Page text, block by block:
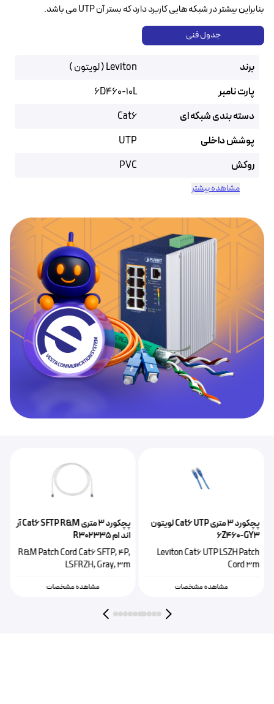
بنابراین بیشتر در شبکه هایی کاربرد دارد که بستر آن UTP می باشد.
جدول فنی
برند
Leviton ( لویتون )
پارت نامبر
6D460-10L
دسته بندی شبکه ای
Cat6
پوشش داخلی
UTP
روکش
PVC
مشاهده بیشتر
پچکورد ۳ متری Cat6 UTP لویتون
6Z460-GY3
Leviton Cat6 UTP LSZH Patch
Cord 3m
مشاهده مشخصات
پچکورد ۳ متری Cat6 SFTP R&M آر
اند ام R302335
R&M Patch Cord Cat6 SFTP, 4P,
LSFRZH, Gray, 3m
مشاهده مشخصات